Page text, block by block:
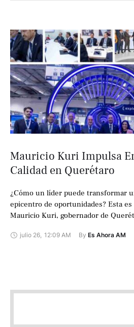
Mauricio Kuri Impulsa
Calidad en Querétaro
¿Cómo un líder puede transformar
epicentro de oportunidades? Esta
Mauricio Kuri, gobernador de
julio 26, 12:09 AM By Es Ahora AM